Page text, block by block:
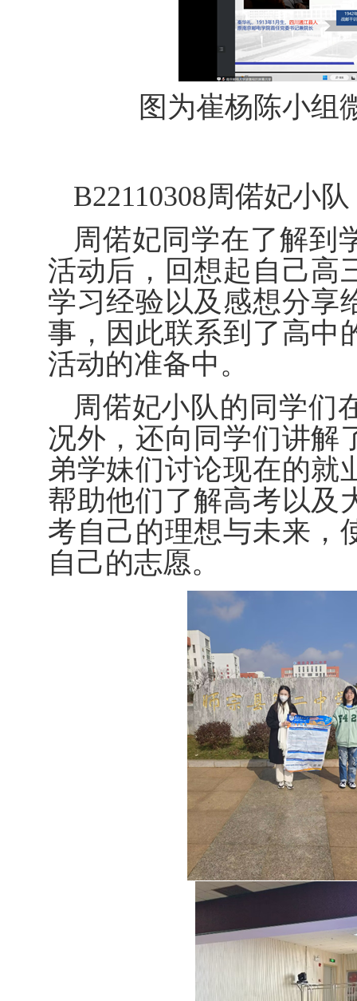
图为崔杨陈小组
B22110308周偌妃小队
周偌妃同学在了解到
活动后，回想起自己高
学习经验以及感想分享
事，因此联系到了高中
活动的准备中。
周偌妃小队的同学们
况外，还向同学们讲解
弟学妹们讨论现在的就
帮助他们了解高考以及
考自己的理想与未来，
自己的志愿。